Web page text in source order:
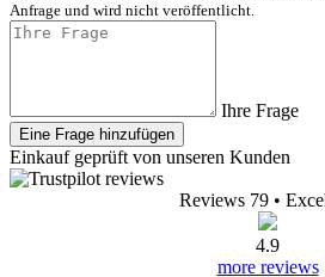
Anfrage und wird nicht veröffentlicht.
Ihre Frage
Eine Frage hinzufügen
Einkauf geprüft von unseren Kunden
Reviews 79 •
4.9
more reviews